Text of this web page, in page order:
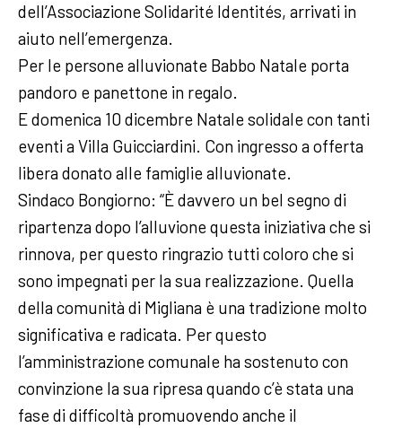
dell’Associazione Solidarité Identités, arrivati in
aiuto nell’emergenza.
Per le persone alluvionate Babbo Natale porta
pandoro e panettone in regalo.
E domenica 10 dicembre Natale solidale con tanti
eventi a Villa Guicciardini. Con ingresso a offerta
libera donato alle famiglie alluvionate.
Sindaco Bongiorno: “È davvero un bel segno di
ripartenza dopo l’alluvione questa iniziativa che si
rinnova, per questo ringrazio tutti coloro che si
sono impegnati per la sua realizzazione. Quella
della comunità di Migliana è una tradizione molto
significativa e radicata. Per questo
l’amministrazione comunale ha sostenuto con
convinzione la sua ripresa quando c’è stata una
fase di difficoltà promuovendo anche il